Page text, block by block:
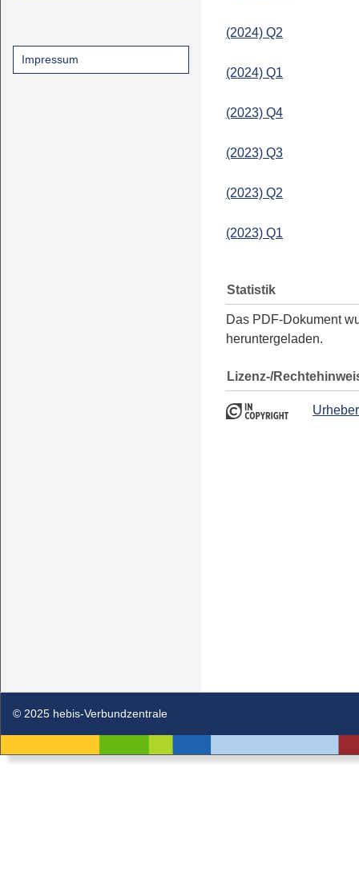
Impressum
(2024) Q2
(2024) Q1
(2023) Q4
(2023) Q3
(2023) Q2
(2023) Q1
Statistik
Das PDF-Dokument
heruntergeladen.
Lizenz-/
© 2025 hebis-Verbundzentrale